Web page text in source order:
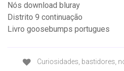
Nós download bluray
Distrito 9 continuação
Livro goosebumps portugues
Curiosidades, bastidores,